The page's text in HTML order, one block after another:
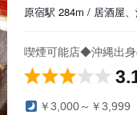
原宿駅 284m / 居酒屋
喫煙可能店◆沖縄出
￥3,000～￥3,999